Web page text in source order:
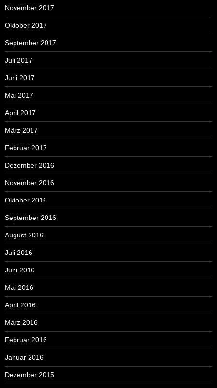
November 2017
Oktober 2017
September 2017
Juli 2017
Juni 2017
Mai 2017
April 2017
März 2017
Februar 2017
Dezember 2016
November 2016
Oktober 2016
September 2016
August 2016
Juli 2016
Juni 2016
Mai 2016
April 2016
März 2016
Februar 2016
Januar 2016
Dezember 2015